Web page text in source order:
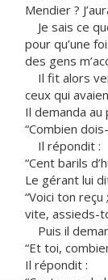
Mendier ?
Je sais ce
pour qu’une
des gens
Il fit alors
ceux qui
Il demanda au
“Combien
Il répondit :
“Cent barils
Le gérant lui
“Voici ton reçu ;
vite, assieds-
Puis il
“Et toi,
Il répondit :